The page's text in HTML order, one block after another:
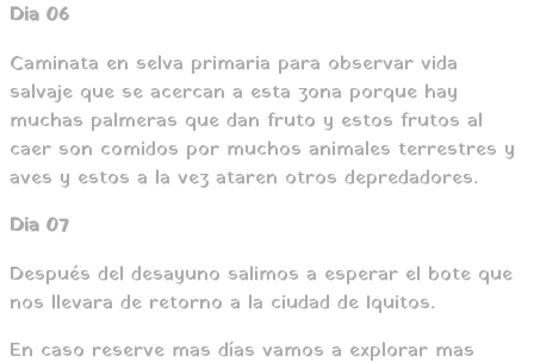
Dia 06
Caminata en selva primaria para observar vida
salvaje que se acercan a esta zona porque hay
muchas palmeras que dan fruto y estos frutos al
caer son comidos por muchos animales terrestres y
aves y estos a la vez ataren otros depredadores.
Dia 07
Después del desayuno salimos a esperar el bote que
nos llevara de retorno a la ciudad de Iquitos.
En caso reserve mas días vamos a explorar mas